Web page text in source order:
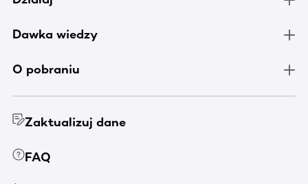
Dawka wiedzy
O pobraniu
Zaktualizuj dane
FAQ